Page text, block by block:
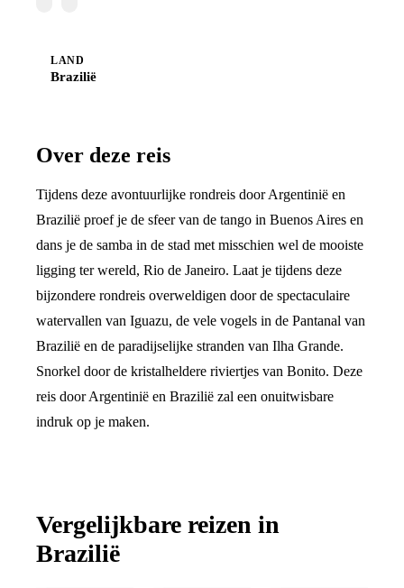
LAND
Brazilië
Over deze reis
Tijdens deze avontuurlijke rondreis door Argentinië en
Brazilië proef je de sfeer van de tango in Buenos Aires en
dans je de samba in de stad met misschien wel de mooiste
ligging ter wereld, Rio de Janeiro. Laat je tijdens deze
bijzondere rondreis overweldigen door de spectaculaire
watervallen van Iguazu, de vele vogels in de Pantanal van
Brazilië en de paradijselijke stranden van Ilha Grande.
Snorkel door de kristalheldere riviertjes van Bonito. Deze
reis door Argentinië en Brazilië zal een onuitwisbare
indruk op je maken.
Vergelijkbare reizen in
Brazilië